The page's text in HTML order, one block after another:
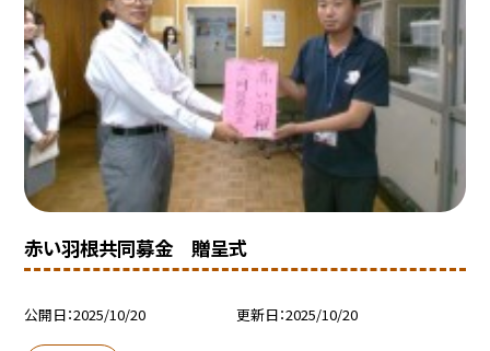
赤い羽根共同募金 贈呈式
公開日 2025/10/20 更新日 2025/10/20